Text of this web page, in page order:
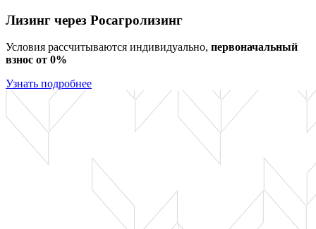
Лизинг через Росагролизинг
Условия рассчитываются индивидуально, первоначальный
взнос от 0%
Узнать подробнее